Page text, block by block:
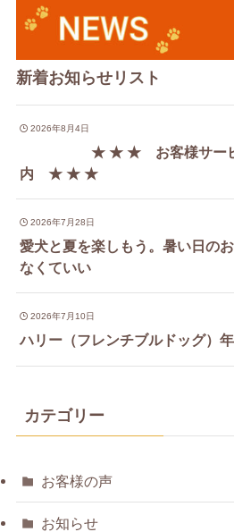
新着お知らせリスト
2026年8月4日
★ ★ ★ お客様サービス
内 ★ ★ ★
2026年7月28日
愛犬と夏を楽しもう。暑い日の
なくていい
2026年7月10日
ハリー（フレンチブルドッグ）
カテゴリー
お客様の声
お知らせ